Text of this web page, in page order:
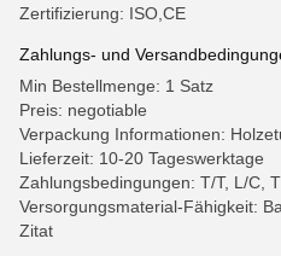
Zertifizierung: ISO,CE
Zahlungs- und
Min Bestellmenge: 1 Satz
Preis: negotiable
Verpackung Informationen:
Lieferzeit: 10-20 Tageswerktage
Zahlungsbedingungen: T/T, L/C,
Versorgungsmaterial-Fähigkeit:
Zitat